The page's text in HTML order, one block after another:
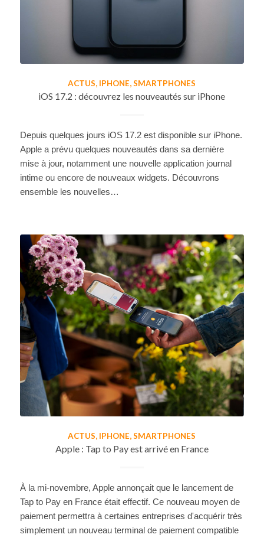
ACTUS, IPHONE,SMARTPHONES
iOS 17.2 : découvrez les nouveautés sur iPhone
Depuis quelques jours iOS 17.2 est disponible sur iPhone.
Apple a prévu quelques nouveautés dans sa dernière
mise à jour, notamment une nouvelle application journal
intime ou encore de nouveaux widgets. Découvrons
ensemble les nouvelles…
ACTUS, IPHONE,SMARTPHONES
Apple : Tap to Pay est arrivé en France
À la mi-novembre, Apple annonçait que le lancement de
Tap to Pay en France était effectif. Ce nouveau moyen de
paiement permettra à certaines entreprises d'acquérir très
simplement un nouveau terminal de paiement compatible